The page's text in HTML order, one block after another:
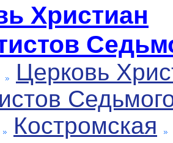
Христиан
Церковь
Костромская